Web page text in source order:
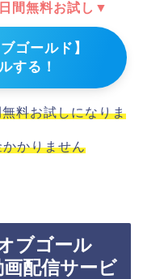
間無料お試し▼
ゴールド】
する！
料お試しになりま
かりません
ブゴール
配信サービ